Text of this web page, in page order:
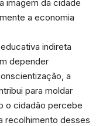
imagem da cidade
a economia
indireta
depender
a
para moldar
o cidadão percebe
recolhimento desses